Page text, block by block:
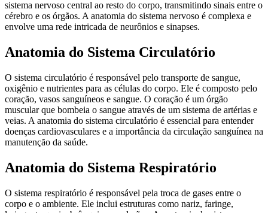
sistema nervoso central ao resto do corpo, transmitindo sinais entre o
cérebro e os órgãos. A anatomia do sistema nervoso é complexa e
envolve uma rede intricada de neurônios e sinapses.
Anatomia do Sistema Circulatório
O sistema circulatório é responsável pelo transporte de sangue,
oxigênio e nutrientes para as células do corpo. Ele é composto pelo
coração, vasos sanguíneos e sangue. O coração é um órgão
muscular que bombeia o sangue através de um sistema de artérias e
veias. A anatomia do sistema circulatório é essencial para entender
doenças cardiovasculares e a importância da circulação sanguínea na
manutenção da saúde.
Anatomia do Sistema Respiratório
O sistema respiratório é responsável pela troca de gases entre o
corpo e o ambiente. Ele inclui estruturas como nariz, faringe,